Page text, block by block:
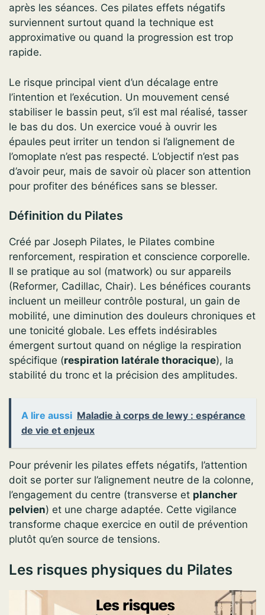
après les séances. Ces pilates effets négatifs
surviennent surtout quand la technique est
approximative ou quand la progression est trop
rapide.
Le risque principal vient d’un décalage entre
l’intention et l’exécution. Un mouvement censé
stabiliser le bassin peut, s’il est mal réalisé, tasser
le bas du dos. Un exercice voué à ouvrir les
épaules peut irriter un tendon si l’alignement de
l’omoplate n’est pas respecté. L’objectif n’est pas
d’avoir peur, mais de savoir où placer son attention
pour profiter des bénéfices sans se blesser.
Définition du Pilates
Créé par Joseph Pilates, le Pilates combine
renforcement, respiration et conscience corporelle.
Il se pratique au sol (matwork) ou sur appareils
(Reformer, Cadillac, Chair). Les bénéfices courants
incluent un meilleur contrôle postural, un gain de
mobilité, une diminution des douleurs chroniques et
une tonicité globale. Les effets indésirables
émergent surtout quand on néglige la respiration
spécifique (respiration latérale thoracique), la
stabilité du tronc et la précision des amplitudes.
A lire aussi Maladie à corps de lewy : espérance
de vie et enjeux
Pour prévenir les pilates effets négatifs, l’attention
doit se porter sur l’alignement neutre de la colonne,
l’engagement du centre (transverse et plancher
pelvien) et une charge adaptée. Cette vigilance
transforme chaque exercice en outil de prévention
plutôt qu’en source de tensions.
Les risques physiques du Pilates